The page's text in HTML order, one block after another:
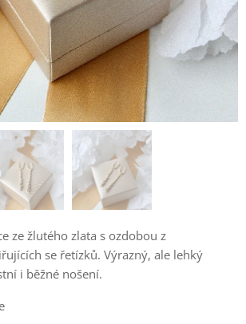
ze žlutého zlata s ozdobou z
se řetízků. Výrazný, ale lehký
i běžné nošení.